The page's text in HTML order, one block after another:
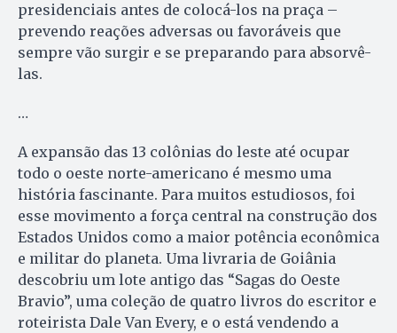
presidenciais antes de colocá-los na praça –
prevendo reações adversas ou favoráveis que
sempre vão surgir e se preparando para absorvê-
las.
…
A expansão das 13 colônias do leste até ocupar
todo o oeste norte-americano é mesmo uma
história fascinante. Para muitos estudiosos, foi
esse movimento a força central na construção dos
Estados Unidos como a maior potência econômica
e militar do planeta. Uma livraria de Goiânia
descobriu um lote antigo das “Sagas do Oeste
Bravio”, uma coleção de quatro livros do escritor e
roteirista Dale Van Every, e o está vendendo a